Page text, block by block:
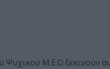
Ψυχικού Μ.Ε.Ο ξεκινούν